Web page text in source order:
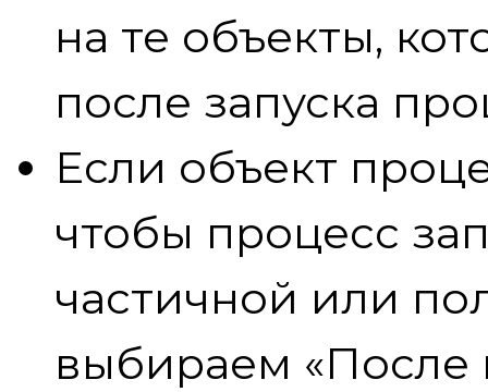
на те объекты,
после запуска
Если объект
чтобы процесс
частичной или
выбираем «После